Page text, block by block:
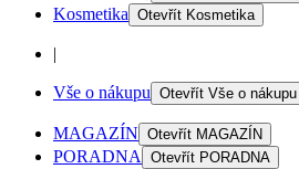
Kosmetika Otevřít Kosmetika
|
Vše o nákupu Otevřít Vše o nákupu
MAGAZÍN Otevřít MAGAZÍN
PORADNA Otevřít PORADNA